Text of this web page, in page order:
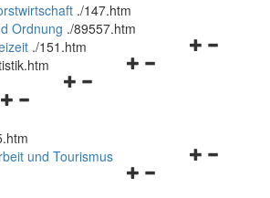
./147.htm
Ordnung ./89557.htm
Navigationsmenü
./151.htm
Navigationsmenü
Navigationsmenü
und
schließen
Navigationsmenü
und Tourismus